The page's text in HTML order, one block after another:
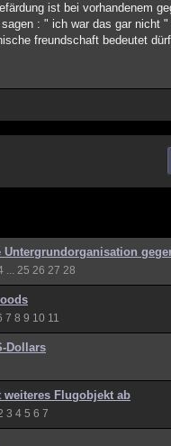
ist bei vorhandenem
: " ich war das gar nicht
freundschaft bedeutet
Untergrundorganisation
25 26 27 28
7 8 9 10 11
Dollars
Flugobjekt ab
3 4 5 6 7